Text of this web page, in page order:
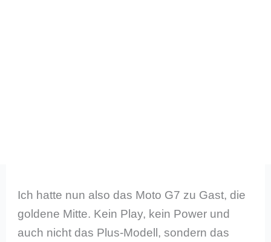
Ich hatte nun also das Moto G7 zu Gast, die
goldene Mitte. Kein Play, kein Power und
auch nicht das Plus-Modell, sondern das